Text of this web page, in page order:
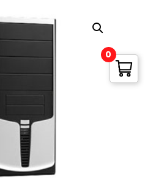
0